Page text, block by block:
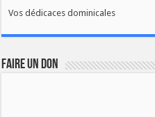
Vos dédicaces dominicales
FAIRE UN DON